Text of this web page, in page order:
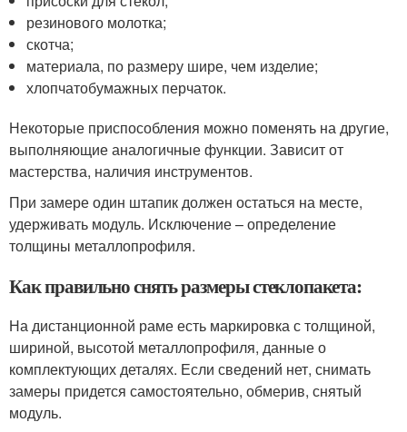
резинового молотка;
скотча;
материала, по размеру шире, чем изделие;
хлопчатобумажных перчаток.
Некоторые приспособления можно поменять на другие,
выполняющие аналогичные функции. Зависит от
мастерства, наличия инструментов.
При замере один штапик должен остаться на месте,
удерживать модуль. Исключение – определение
толщины металлопрофиля.
Как правильно снять размеры стеклопакета:
На дистанционной раме есть маркировка с толщиной,
шириной, высотой металлопрофиля, данные о
комплектующих деталях. Если сведений нет, снимать
замеры придется самостоятельно, обмерив, снятый
модуль.